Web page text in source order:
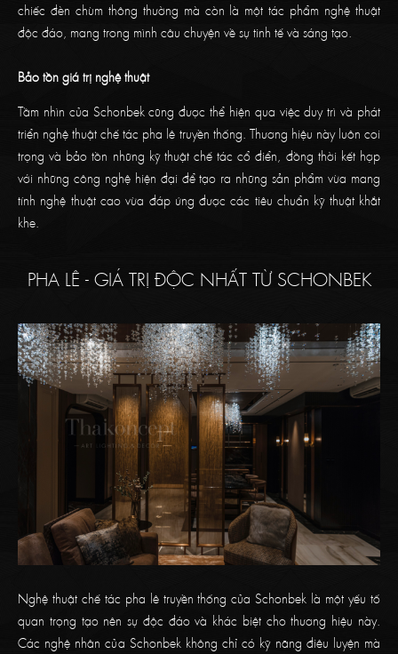
chiếc đèn chùm thông thường mà còn là một tác phẩm nghệ thuật
độc đáo, mang trong mình câu chuyện về sự tinh tế và sáng tạo.
Bảo tồn giá trị nghệ thuật
Tầm nhìn của Schonbek cũng được thể hiện qua việc duy trì và phát
triển nghệ thuật chế tác pha lê truyền thống. Thương hiệu này luôn coi
trọng và bảo tồn những kỹ thuật chế tác cổ điển, đồng thời kết hợp
với những công nghệ hiện đại để tạo ra những sản phẩm vừa mang
tính nghệ thuật cao vừa đáp ứng được các tiêu chuẩn kỹ thuật khắt
khe.
PHA LÊ - GIÁ TRỊ ĐỘC NHẤT TỪ SCHONBEK
Nghệ thuật chế tác pha lê truyền thống của Schonbek là một yếu tố
quan trọng tạo nên sự độc đáo và khác biệt cho thương hiệu này.
Các nghệ nhân của Schonbek không chỉ có kỹ năng điêu luyện mà